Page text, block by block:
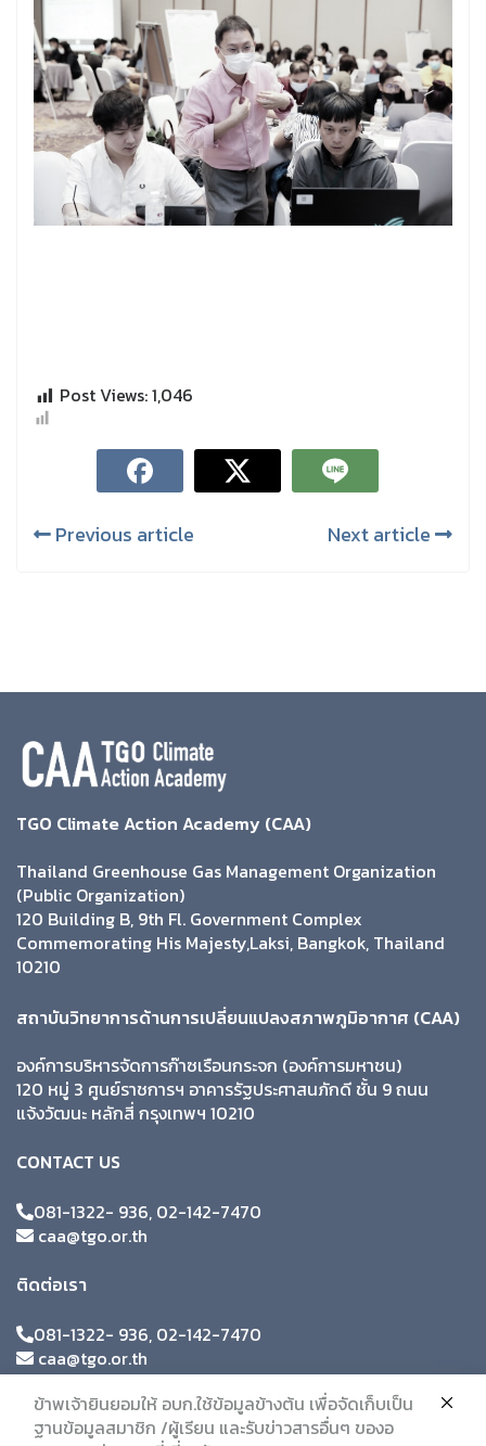
Post Views:1,046
Previous article Next article
TGO Climate Action Academy (CAA)
Thailand Greenhouse Gas Management Organization
(Public Organization)
120 Building B, 9th Fl. Government Complex
Commemorating His Majesty,Laksi, Bangkok, Thailand
10210
สถาบันวิทยาการด้านการเปลี่ยนแปลงสภาพภูมิอากาศ (CAA)
องค์การบริหารจัดการก๊าซเรือนกระจก (องค์การมหาชน)
120 หมู่ 3 ศูนย์ราชการฯ อาคารรัฐประศาสนภักดี ชั้น 9 ถนน
แจ้งวัฒนะ หลักสี่ กรุงเทพฯ 10210
CONTACT US
081-1322- 936, 02-142-7470
caa@tgo.or.th
ติดต่อเรา
081-1322- 936, 02-142-7470
caa@tgo.or.th
ข้าพเจ้ายินยอมให้ อบก.ใช้ข้อมูลข้างต้น เพื่อจัดเก็บเป็น
ฐานข้อมูลสมาชิก /ผู้เรียน และรับข่าวสารอื่นๆ ของอ